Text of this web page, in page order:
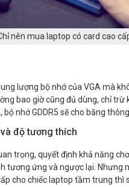
nên mua laptop có card cao
lượng bộ nhớ của VGA mà
bao giờ cũng đủ dùng, chỉ
nhớ GDDR5 sẽ cho băng
độ tương thích
trọng, quyết định khả năng
tương ứng và ngược lại.
cho chiếc laptop tầm trung